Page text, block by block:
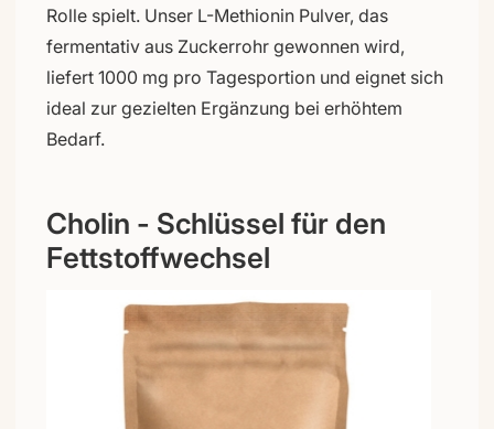
Rolle spielt. Unser L-Methionin Pulver, das
fermentativ aus Zuckerrohr gewonnen wird,
liefert 1000 mg pro Tagesportion und eignet sich
ideal zur gezielten Ergänzung bei erhöhtem
Bedarf.
Cholin - Schlüssel für den
Fettstoffwechsel